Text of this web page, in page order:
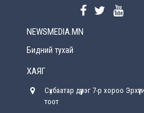
Өчигдөр
хүрсэн өгөөжөөрөө
NEWSMEDIA.MN
Бидний тухай
ХАЯГ
Сүхбаатар дүүрэг 7-р хороо
тоот